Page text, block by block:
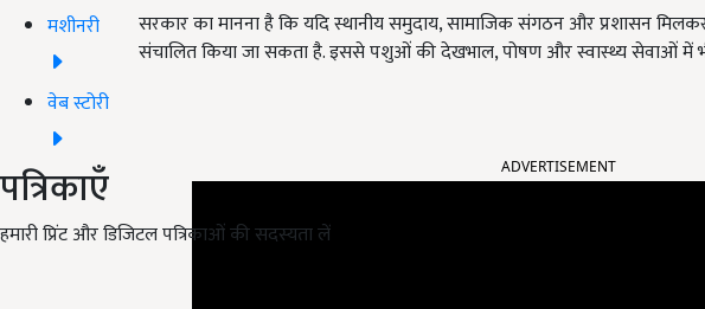
मशीनरी
वेब स्टोरी
पत्रिकाएँ
हमारी प्रिंट और डिजिटल पत्रिकाओं की सदस्यता लें
सरकार का मानना है कि यदि स्थानीय समुदाय, सामाजिक संगठन और प्रशासन
संचालित किया जा सकता है. इससे पशुओं की देखभाल, पोषण और स्वास्थ्य सेवाओं में